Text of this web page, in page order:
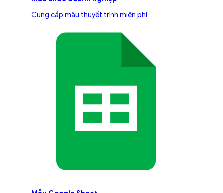
Cung cấp mẫu thuyết trình miễn phí